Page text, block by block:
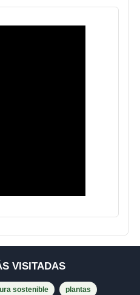
VISITADAS
sostenible plantas